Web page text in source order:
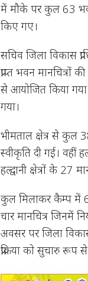
में मौके पर कुल 63 भवन
किए गए।
सचिव जिला विकास
प्राप्त भवन
से आयोजित किया गया
गया।
भीमताल क्षेत्र से कुल
स्वीकृति दी गई। वहीं
हल्द्वानी क्षेत्रों के 27
कुल मिलाकर कैम्प में
चार मानचित्र जिनमें
अवसर पर जिला
प्रक्रिया को सुचारु रूप